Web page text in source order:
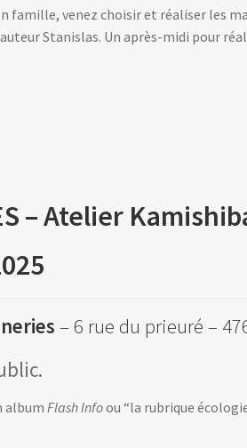
famille, venez choisir et réaliser les
Stanislas. Un après-midi pour
– Atelier
– 6 rue du prieuré –
album Flash Infoou “la rubrique